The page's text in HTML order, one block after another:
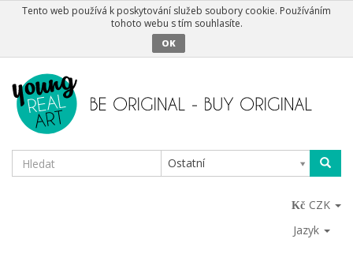
Tento web používá k poskytování služeb soubory cookie. Používáním
tohoto webu s tím souhlasíte.
OK
Ostatní
CZK
Jazyk